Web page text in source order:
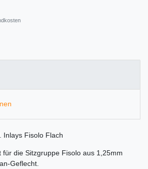
Inlays Fisolo Flach
für die Sitzgruppe Fisolo aus 1,25mm
Geflecht.